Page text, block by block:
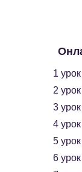
1
2
3
4
5
6